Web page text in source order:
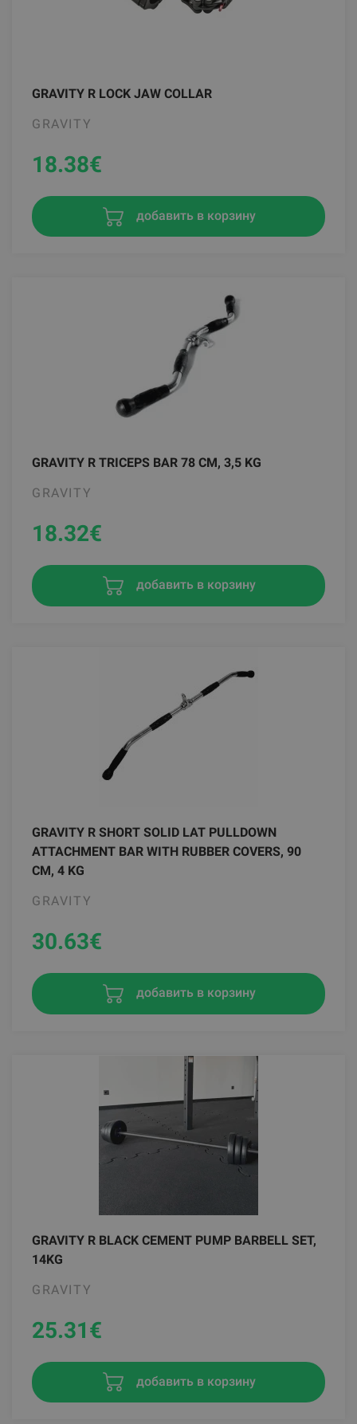
GRAVITY R LOCK JAW COLLAR
GRAVITY
18.38€
добавить в корзину
GRAVITY R TRICEPS BAR 78 CM, 3,5 KG
GRAVITY
18.32€
добавить в корзину
GRAVITY R SHORT SOLID LAT PULLDOWN
ATTACHMENT BAR WITH RUBBER COVERS, 90
CM, 4 KG
GRAVITY
30.63€
добавить в корзину
GRAVITY R BLACK CEMENT PUMP BARBELL SET,
14KG
GRAVITY
25.31€
добавить в корзину